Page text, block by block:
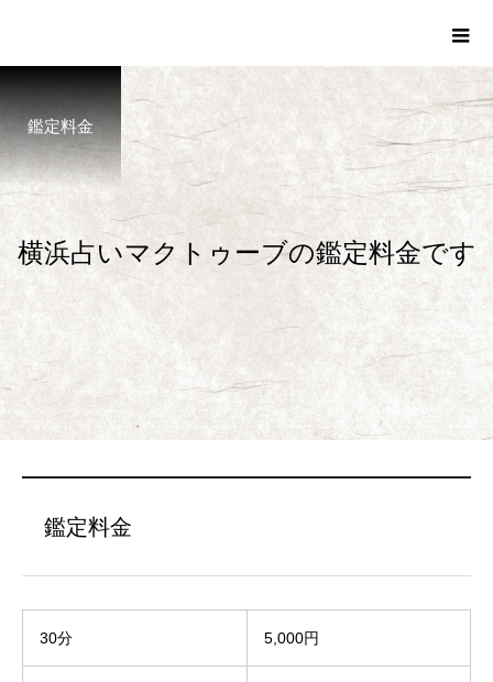
鑑定料金
横浜占いマクト ゥ ーブの鑑定料金です
鑑定料金
30分 5,000円